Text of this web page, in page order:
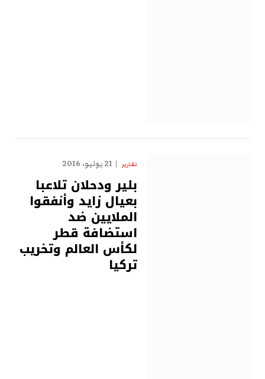
تقارير 21 يوليو، 2016
بلير ودحلان تلاعبا
بعيال زايد وأنفقوا
الملايين ضد
استضافة قطر
لكأس العالم وتخريب
تركيا